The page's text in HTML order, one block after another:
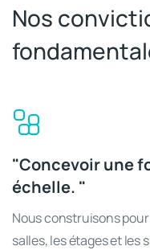
Nos
"Concevoir une
échelle. "
Nous construisons
salles, les étages et les